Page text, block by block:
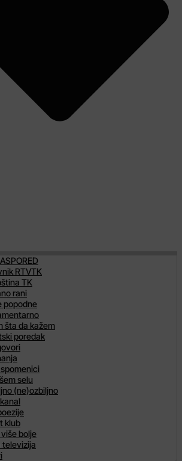
RTVTK
TK
rani
popodne
šta da kažem
poredak
selu
(ne)ozbiljno
klub
više bolje
televizija